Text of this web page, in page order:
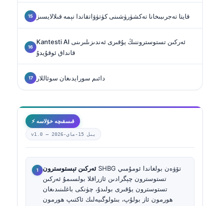
قايتا تەجرىبىخانا تەكشۈرۈشىنى كۈتۈۋاتقاندا نېمە قىلالايسىز
Kantesti AI ئەركىن تستوستروننىڭ يۇقىرى ئەندىزىلىرىنى
قانداق ئوقۇيدۇ
دائىم سورايدىغان سوئاللار
⚡ قىسقىچە خۇلاسە
v1.0 — 2026-يىل 15-ماي
ئەركىن تېستوسترون SHBG تۆۋەن بولغاندا ئومۇمىي
تستوسترون چېگرادىن ئازراقلا بولسىمۇ ئەركىن
تستوسترون يۇقىرى بولىدۇ، چۈنكى باغلىنىدىغان
ھورمون ئاز بولۇپ، بىئولوگىيەلىك ئاكتىپ ھورمون